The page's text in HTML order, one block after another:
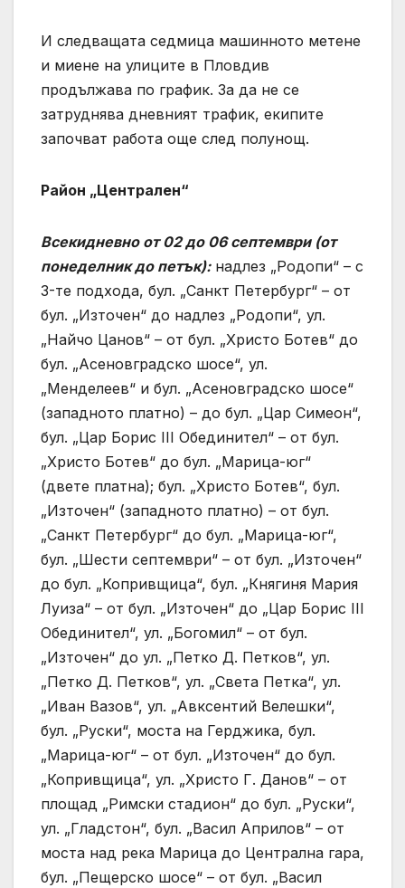
И следващата седмица машинното метене
и миене на улиците в Пловдив
продължава по график. За да не се
затруднява дневният трафик, екипите
започват работа още след полунощ.
Район „Централен“
Всекидневно от 02 до 06 септември (от
понеделник до петък):надлез „Родопи“ – с
3-те подхода, бул. „Санкт Петербург“ – от
бул. „Източен“ до надлез „Родопи“, ул.
„Найчо Цанов“ – от бул. „Христо Ботев“ до
бул. „Асеновградско шосе“, ул.
„Менделеев“ и бул. „Асеновградско шосе“
(западното платно) – до бул. „Цар Симеон“,
бул. „Цар Борис III Обединител“ – от бул.
„Христо Ботев“ до бул. „Марица-юг“
(двете платна); бул. „Христо Ботев“, бул.
„Източен“ (западното платно) – от бул.
„Санкт Петербург“ до бул. „Марица-юг“,
бул. „Шести септември“ – от бул. „Източен“
до бул. „Копривщица“, бул. „Княгиня Мария
Луиза“ – от бул. „Източен“ до „Цар Борис III
Обединител“, ул. „Богомил“ – от бул.
„Източен“ до ул. „Петко Д. Петков“, ул.
„Петко Д. Петков“, ул. „Света Петка“, ул.
„Иван Вазов“, ул. „Авксентий Велешки“,
бул. „Руски“, моста на Герджика, бул.
„Марица-юг“ – от бул. „Източен“ до бул.
„Копривщица“, ул. „Христо Г. Данов“ – от
площад „Римски стадион“ до бул. „Руски“,
ул. „Гладстон“, бул. „Васил Априлов“ – от
моста над река Марица до Централна гара,
бул. „Пещерско шосе“ – от бул. „Васил